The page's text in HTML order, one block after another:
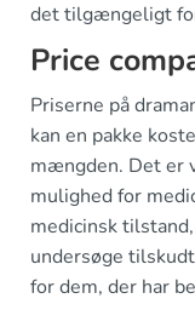
det tilgængeligt
Price
Priserne på
kan en pakke
mængden. Det er
mulighed for
medicinsk
undersøge
for dem, der har